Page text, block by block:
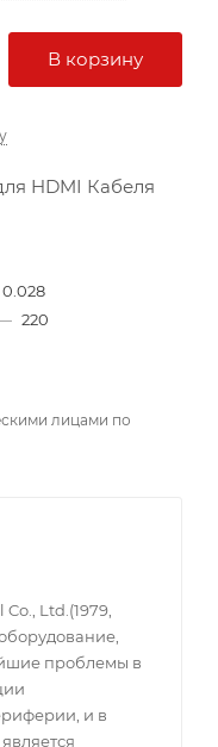
В корзину
HDMI Кабеля
0.028
220
лицами по
Ltd.(1979,
проблемы в
и в